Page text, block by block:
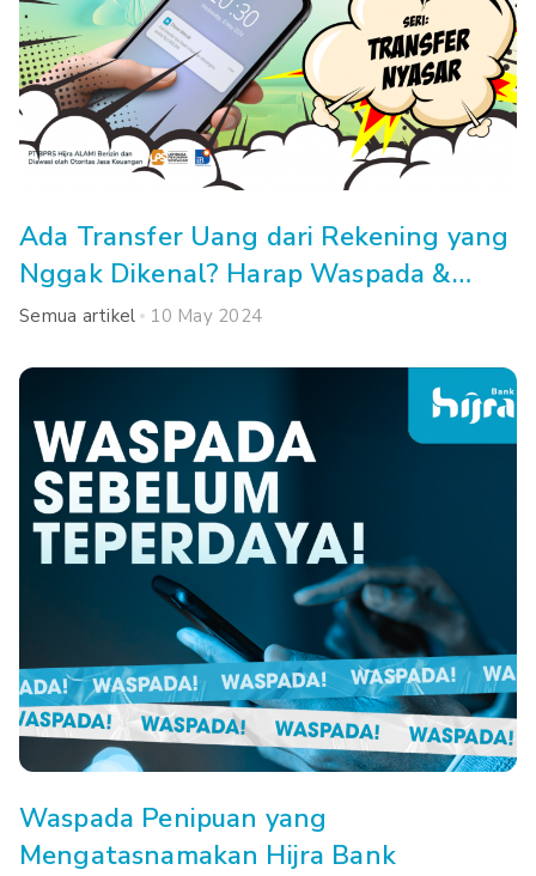
Ada Transfer Uang dari Rekening yang
Nggak Dikenal? Harap Waspada &
Lakukan Cara Ini!
Semua artikel 10 May 2024
Waspada Penipuan yang
Mengatasnamakan Hijra Bank